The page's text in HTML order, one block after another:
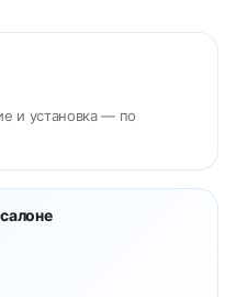
и установка — по